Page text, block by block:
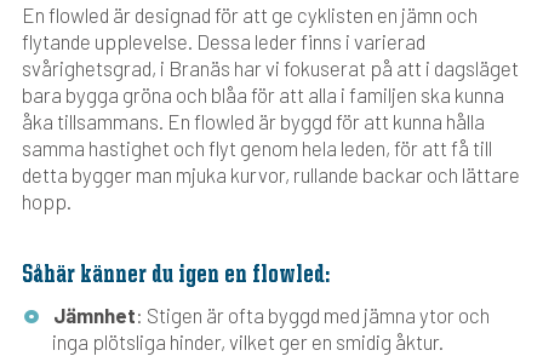
En flowled är designad för att ge cyklisten en jämn och
flytande upplevelse. Dessa leder finns i varierad
svårighetsgrad, i Branäs har vi fokuserat på att i dagsläget
bara bygga gröna och blåa för att alla i familjen ska kunna
åka tillsammans. En flowled är byggd för att kunna hålla
samma hastighet och flyt genom hela leden, för att få till
detta bygger man mjuka kurvor, rullande backar och lättare
hopp.
Såhär känner du igen en flowled:
Jämnhet: Stigen är ofta byggd med jämna ytor och
inga plötsliga hinder, vilket ger en smidig åktur.